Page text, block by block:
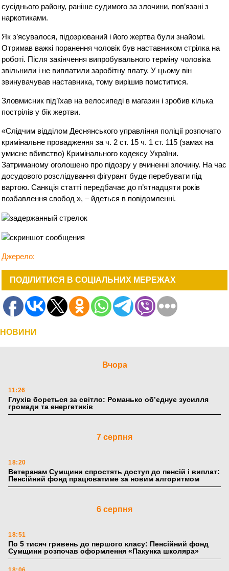
сусіднього району, раніше судимого за злочини, пов’язані з
наркотиками.
Як з’ясувалося, підозрюваний і його жертва були знайомі.
Отримав важкі поранення чоловік був наставником стрілка на
роботі. Після закінчення випробувального терміну чоловіка
звільнили і не виплатили заробітну плату. У цьому він
звинувачував наставника, тому вирішив помститися.
Зловмисник під’їхав на велосипеді в магазин і зробив кілька
пострілів у бік жертви.
«Слідчим відділом Деснянського управління поліції розпочато
кримінальне провадження за ч. 2 ст. 15 ч. 1 ст. 115 (замах на
умисне вбивство) Кримінального кодексу України.
Затриманому оголошено про підозру у вчиненні злочину. На час
досудового розслідування фігурант буде перебувати під
вартою. Санкція статті передбачає до п’ятнадцяти років
позбавлення свобод », – йдеться в повідомленні.
Джерело:
ПОДІЛИТИСЯ В СОЦІАЛЬНИХ МЕРЕЖАХ
НОВИНИ
Вчора
11:26
Глухів бореться за світло: Романько об’єднує зусилля
громади та енергетиків
7 серпня
18:20
Ветеранам Сумщини спростять доступ до пенсій і виплат:
Пенсійний фонд працюватиме за новим алгоритмом
6 серпня
18:51
По 5 тисяч гривень до першого класу: Пенсійний фонд
Сумщини розпочав оформлення «Пакунка школяра»